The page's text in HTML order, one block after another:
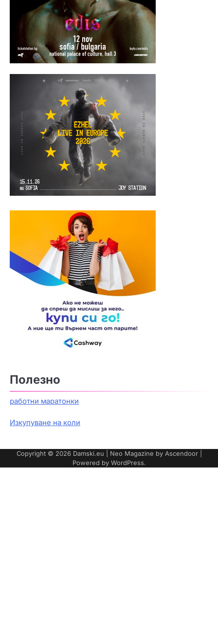
Полезно
работни маратонки
Изкупуване на коли
Copyright © 2026 Damski.eu | Neo Magazine by Ascendoor|
Powered by WordPress.